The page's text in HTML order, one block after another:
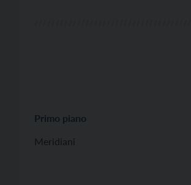
Primo piano
Meridiani